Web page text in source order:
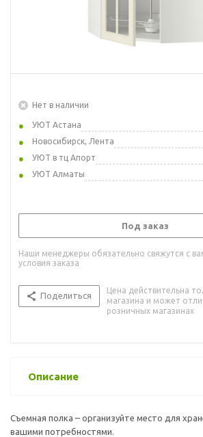
Нет в наличии
УЮТ Астана
Новосибирск, Лента
УЮТ в тц Апорт
УЮТ Алматы
Под заказ
Наши менеджеры обязательно свяжутся с
условия заказа
Поделиться
Цена действительна
магазина и может
розничных магазинах
Описание
Съемная полка – организуйте место для
вашими потребностями.